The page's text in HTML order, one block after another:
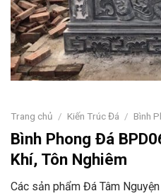
Trang chủ / Kiến Trúc Đá / Bình
Bình Phong Đá
Khí, Tôn Nghiêm
Các sản phẩm Đá Tâm